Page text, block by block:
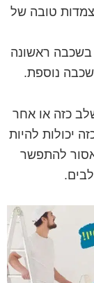
טובה של
בשכבה ראשונה
נוספת.
כזה או אחר
יכולות להיות
אסור להתפשר